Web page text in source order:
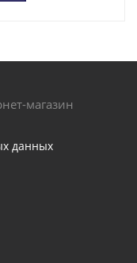
магазин
данных